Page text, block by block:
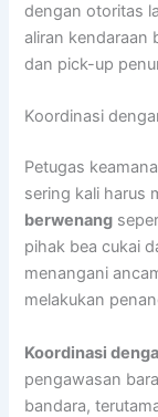
dengan otoritas
aliran kendaraan
dan pick-up
Koordinasi
Petugas
sering kali harus
berwenang
pihak bea cukai
menangani
melakukan
Koordinasi
pengawasan
bandara,